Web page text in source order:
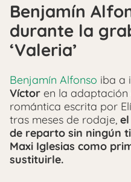
Benjamín
durante la
‘Valeria’
Benjamín Alfonso iba a
Víctor en la
romántica escrita por
tras meses de rodaje,
de reparto sin ningún
Maxi Iglesias como
sustituirle.